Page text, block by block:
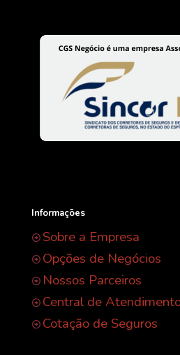
Informações
Sobre a Empresa
Opções de Negócios
Nossos Parceiros
Central de
Cotação de Seguros